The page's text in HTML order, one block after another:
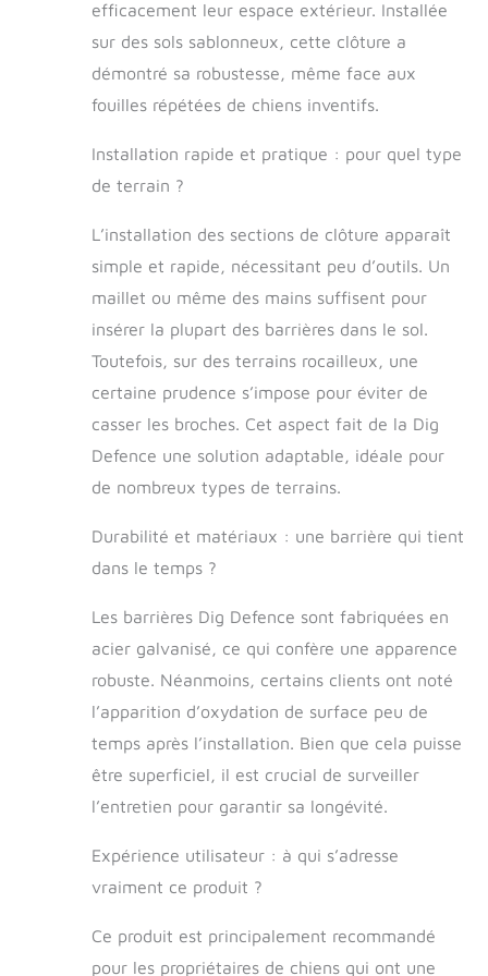
creuser et
les clôtures
existantes,
réduisant ainsi le
efforts
nécessaires à
haute qualité :
fabriquée aux
États-Unis et
fabriquée en acier
américain
fonctionne comme
une clôture mobile
avec des dents de
protégeant les
petits animaux de
défense
barrière mesure
81,3 cm de long,
25,4 cm de
profondeur et 6,3
cm d'espacement
des pointes. Un lot
m. Facile à couper
pour s'adapter à
espace de
61 cm. Animaux
de compagnie,
efficacement leur espace extérieur. Installée
sur des sols sablonneux, cette clôture a
démontré sa robustesse, même face aux
fouilles répétées de chiens inventifs.
Installation rapide et pratique : pour quel type
de terrain ?
L’installation des sections de clôture apparaît
simple et rapide, nécessitant peu d’outils. Un
maillet ou même des mains suffisent pour
insérer la plupart des barrières dans le sol.
Toutefois, sur des terrains rocailleux, une
certaine prudence s’impose pour éviter de
casser les broches. Cet aspect fait de la Dig
Defence une solution adaptable, idéale pour
de nombreux types de terrains.
Durabilité et matériaux : une barrière qui tient
dans le temps ?
Les barrières Dig Defence sont fabriquées en
acier galvanisé, ce qui confère une apparence
robuste. Néanmoins, certains clients ont noté
l’apparition d’oxydation de surface peu de
temps après l’installation. Bien que cela puisse
être superficiel, il est crucial de surveiller
l’entretien pour garantir sa longévité.
Expérience utilisateur : à qui s’adresse
vraiment ce produit ?
Ce produit est principalement recommandé
pour les propriétaires de chiens qui ont une